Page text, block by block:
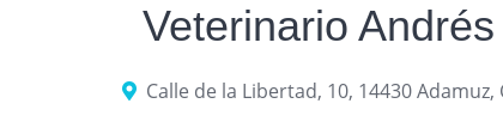
Veterinario
Calle de la Libertad, 10, 14430 Adamuz,